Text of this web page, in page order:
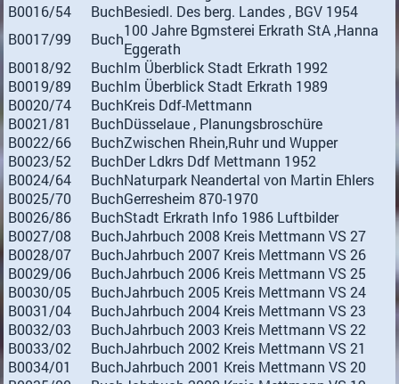
B0016/54
BuchBesiedl. Des berg. Landes , BGV 1954
B0017/99
Buch100 Jahre Bgmsterei Erkrath StA ,Hanna
Eggerath
B0018/92
BuchIm Überblick Stadt Erkrath 1992
B0019/89
BuchIm Überblick Stadt Erkrath 1989
B0020/74
BuchKreis Ddf-Mettmann
B0021/81
BuchDüsselaue , Planungsbroschüre
B0022/66
BuchZwischen Rhein,Ruhr und Wupper
B0023/52
BuchDer Ldkrs Ddf Mettmann 1952
B0024/64
BuchNaturpark Neandertal von Martin Ehlers
B0025/70
BuchGerresheim 870-1970
B0026/86
BuchStadt Erkrath Info 1986 Luftbilder
B0027/08
BuchJahrbuch 2008 Kreis Mettmann VS 27
B0028/07
BuchJahrbuch 2007 Kreis Mettmann VS 26
B0029/06
BuchJahrbuch 2006 Kreis Mettmann VS 25
B0030/05
BuchJahrbuch 2005 Kreis Mettmann VS 24
B0031/04
BuchJahrbuch 2004 Kreis Mettmann VS 23
B0032/03
BuchJahrbuch 2003 Kreis Mettmann VS 22
B0033/02
BuchJahrbuch 2002 Kreis Mettmann VS 21
B0034/01
BuchJahrbuch 2001 Kreis Mettmann VS 20